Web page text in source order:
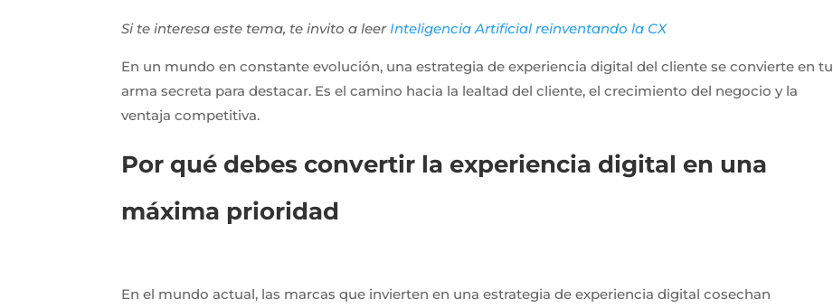
Si te interesa este tema, te invito a leerInteligencia Artificial reinventando la CX
En un mundo en constante evolución, una estrategia de experiencia digital del cliente se convierte en tu
arma secreta para destacar. Es el camino hacia la lealtad del cliente, el crecimiento del negocio y la
ventaja competitiva.
Por qué debes convertir la experiencia digital en una
máxima prioridad
En el mundo actual, las marcas que invierten en una estrategia de experiencia digital cosechan